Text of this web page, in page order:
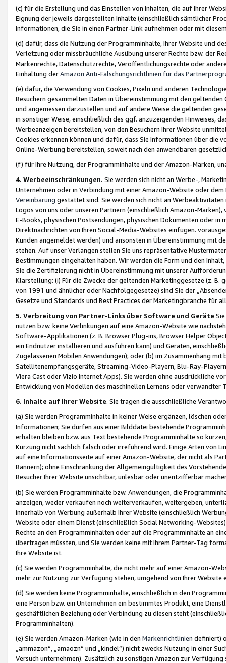
(c) für die Erstellung und das Einstellen von Inhalten, die auf Ihrer
Eignung der jeweils dargestellten Inhalte (einschließlich sämtlicher
Informationen, die Sie in einen Partner-Link aufnehmen oder mit
(d) dafür, dass die Nutzung der Programminhalte, Ihrer Website und
Verletzung oder missbräuchliche Ausübung unserer Rechte bzw. der
Markenrechte, Datenschutzrechte, Veröffentlichungsrechte oder
Einhaltung derAmazon Anti-Fälschungsrichtlinien für das
(e) dafür, die Verwendung von Cookies, Pixeln und anderen
Besuchern gesammelten Daten in Übereinstimmung mit den
und angemessen darzustellen und auf andere Weise die geltenden
in sonstiger Weise, einschließlich des ggf. anzuzeigenden Hinweises,
Werbeanzeigen bereitstellen, von den Besuchern Ihrer Website
Cookies erkennen können und dafür, dass Sie Informationen über die
Online-Werbung bereitstellen, soweit nach den anwendbaren
(f) für Ihre Nutzung, der Programminhalte und der Amazon-Marken,
4. Werbeeinschränkungen. Sie werden sich nicht an Werbe-,
Unternehmen oder in Verbindung mit einer Amazon-Website oder
Vereinbarung gestattet sind. Sie werden sich nicht an
Logos von uns oder unseren Partnern (einschließlich Amazon-
E-Books, physischen Postsendungen, physischen Dokumenten oder in
Direktnachrichten von Ihren Social-Media-Websites einfügen.
Kunden angemeldet werden) und ansonsten in Übereinstimmung mit
stehen. Auf unser Verlangen stellen Sie uns repräsentative
Bestimmungen eingehalten haben. Wir werden die Form und den
Sie die Zertifizierung nicht in Übereinstimmung mit unserer
Klarstellung: (i) Für die Zwecke der geltenden Marketinggesetze (z. B.
von 1991 und ähnlicher oder Nachfolgegesetze) sind Sie der
Gesetze und Standards und Best Practices der Marketingbranche für
5. Verbreitung von Partner-Links über Software und Geräte
nutzen bzw. keine Verlinkungen auf eine Amazon-Website wie
Software-Applikationen (z. B. Browser Plug-ins, Browser Helper
ein Endnutzer installieren und ausführen kann) und Geräten,
Zugelassenen Mobilen Anwendungen); oder (b) im Zusammenhang
Satellitenempfangsgeräte, Streaming-Video-Playern, Blu-Ray-
Viera Cast oder Vizio Internet Apps). Sie werden ohne ausdrückliche
Entwicklung von Modellen des maschinellen Lernens oder
6. Inhalte auf Ihrer Website. Sie tragen die ausschließliche
(a) Sie werden Programminhalte in keiner Weise ergänzen, löschen
Informationen; Sie dürfen aus einer Bilddatei bestehende
erhalten bleiben bzw. aus Text bestehende Programminhalte so
Kürzung nicht sachlich falsch oder irreführend wird. Einige Arten von
auf eine Informationsseite auf einer Amazon-Website, der nicht als
Bannern); ohne Einschränkung der Allgemeingültigkeit des
Besucher Ihrer Website unsichtbar, unlesbar oder unentzifferbar
(b) Sie werden Programminhalte bzw. Anwendungen, die
anzeigen, weder verkaufen noch weiterverkaufen, weitergeben,
innerhalb von Werbung außerhalb Ihrer Website (einschließlich
Website oder einem Dienst (einschließlich Social Networking-
Rechte an den Programminhalten oder auf die Programminhalte an
übertragen müssten, und Sie werden keine mit Ihrem Partner-Tag
Ihre Website ist.
(c) Sie werden Programminhalte, die nicht mehr auf einer Amazon-
mehr zur Nutzung zur Verfügung stehen, umgehend von Ihrer
(d) Sie werden keine Programminhalte, einschließlich in den
eine Person bzw. ein Unternehmen ein bestimmtes Produkt, eine
geschäftlichen Beziehung oder Verbindung zu diesen steht
Programminhalten).
(e) Sie werden Amazon-Marken (wie in den Markenrichtlinien definiert)
„ammazon“, „amaozn“ und „kindel“) nicht zwecks Nutzung in einer
Versuch unternehmen). Zusätzlich zu sonstigen Amazon zur